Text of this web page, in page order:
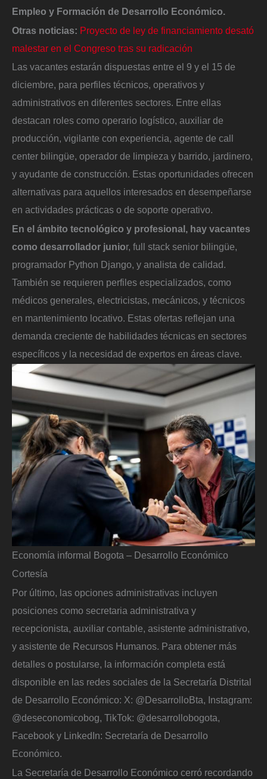
Empleo y Formación de Desarrollo Económico.
Otras noticias: Proyecto de ley de financiamiento desató
malestar en el Congreso tras su radicación
Las vacantes estarán dispuestas entre el 9 y el 15 de
diciembre, para perfiles técnicos, operativos y
administrativos en diferentes sectores. Entre ellas
destacan roles como operario logístico, auxiliar de
producción, vigilante con experiencia, agente de call
center bilingüe, operador de limpieza y barrido, jardinero,
y ayudante de construcción. Estas oportunidades ofrecen
alternativas para aquellos interesados en desempeñarse
en actividades prácticas o de soporte operativo.
En el ámbito tecnológico y profesional, hay vacantes
como desarrollador junior, full stack senior bilingüe,
programador Python Django, y analista de calidad.
También se requieren perfiles especializados, como
médicos generales, electricistas, mecánicos, y técnicos
en mantenimiento locativo. Estas ofertas reflejan una
demanda creciente de habilidades técnicas en sectores
específicos y la necesidad de expertos en áreas clave.
Economía informal Bogota – Desarrollo Económico
Cortesía
Por último, las opciones administrativas incluyen
posiciones como secretaria administrativa y
recepcionista, auxiliar contable, asistente administrativo,
y asistente de Recursos Humanos. Para obtener más
detalles o postularse, la información completa está
disponible en las redes sociales de la Secretaría Distrital
de Desarrollo Económico: X: @DesarrolloBta, Instagram:
@deseconomicobog, TikTok: @desarrollobogota,
Facebook y LinkedIn: Secretaría de Desarrollo
Económico.
La Secretaría de Desarrollo Económico cerró recordando